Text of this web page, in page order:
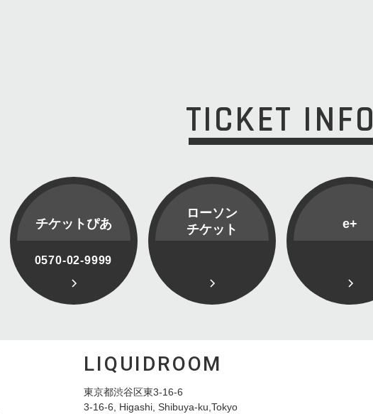
TICKET INFO
チケットぴあ
0570-02-9999
ローソン
チケット
e+
LIQUIDROOM
東京都渋谷区東3-16-6
3-16-6, Higashi, Shibuya-ku,Tokyo